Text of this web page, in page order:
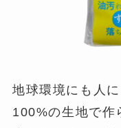
地球環境にも人
100%の生地で作